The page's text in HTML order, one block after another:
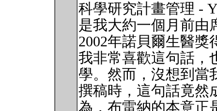
科學研究計畫管理 -
是我大約一個月前由
2002年諾貝爾生醫
我非常喜歡這句話，
學。然而，沒想到當
撰稿時，這句話竟然
為，布雷納的本意正